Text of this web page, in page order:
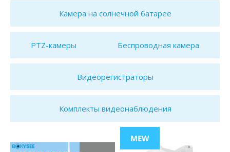
Камера на солнечной батарее
PTZ-камеры Беспроводная камера
Видеорегистраторы
Комплекты видеонаблюдения
MEW